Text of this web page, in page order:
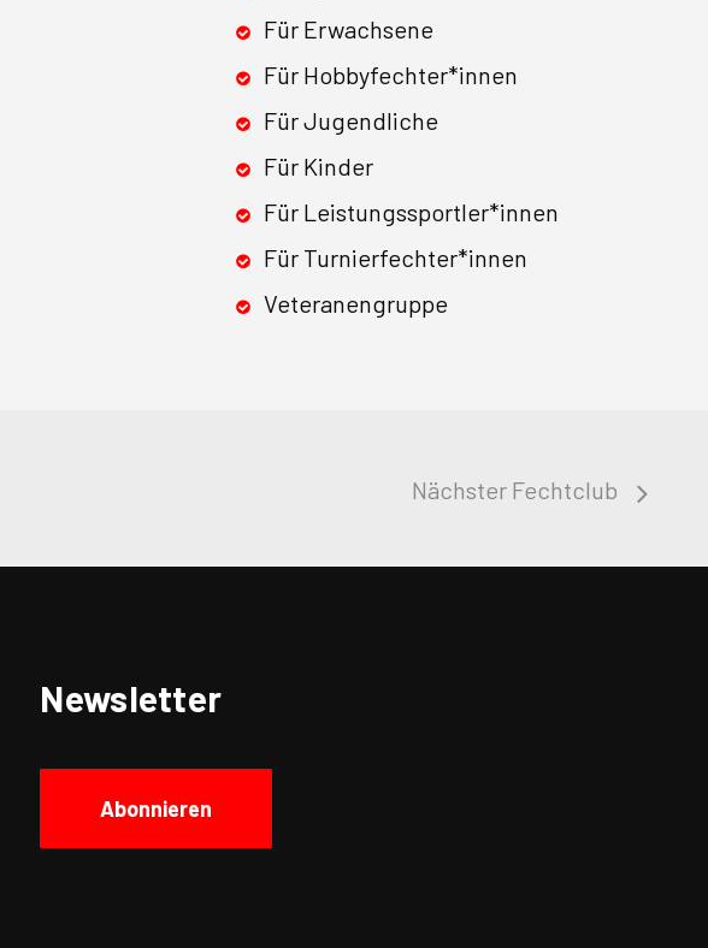
Für Erwachsene
Für Hobbyfechter*innen
Für Jugendliche
Für Kinder
Für Leistungssportler*innen
Für Turnierfechter*innen
Veteranengruppe
Nächster Fechtclub
Newsletter
Abonnieren